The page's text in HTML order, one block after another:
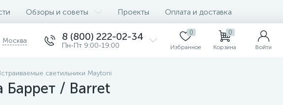
Обзоры и советы Проекты Оплата и доставка
Москва 8 (800) 222-02-34
Пн-Пт 9:00-19:00
0
Избранное
0
Корзина Войти
светильники Maytoni
Баррет / Barret